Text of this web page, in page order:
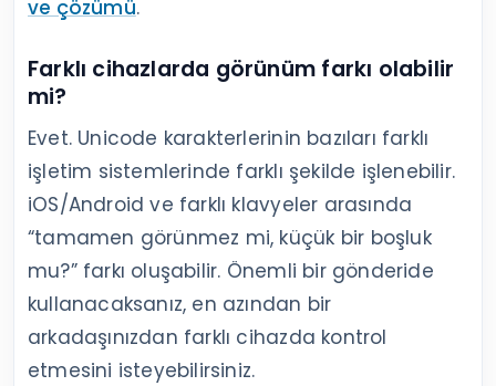
ve çözümü.
Farklı cihazlarda görünüm farkı olabilir
mi?
Evet. Unicode karakterlerinin bazıları farklı
işletim sistemlerinde farklı şekilde işlenebilir.
iOS/Android ve farklı klavyeler arasında
“tamamen görünmez mi, küçük bir boşluk
mu?” farkı oluşabilir. Önemli bir gönderide
kullanacaksanız, en azından bir
arkadaşınızdan farklı cihazda kontrol
etmesini isteyebilirsiniz.